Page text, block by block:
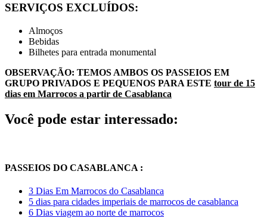
SERVIÇOS EXCLUÍDOS:
Almoços
Bebidas
Bilhetes para entrada monumental
OBSERVAÇÃO: TEMOS AMBOS OS PASSEIOS EM
GRUPO PRIVADOS E PEQUENOS PARA ESTE tour de 15
dias em Marrocos a partir de Casablanca
Você pode estar interessado:
PASSEIOS DO CASABLANCA :
3 Dias Em Marrocos do Casablanca
5 dias para cidades imperiais de marrocos de casablanca
6 Dias viagem ao norte de marrocos